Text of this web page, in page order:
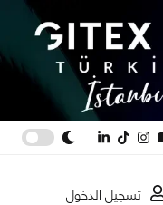
تسجيل الدخول